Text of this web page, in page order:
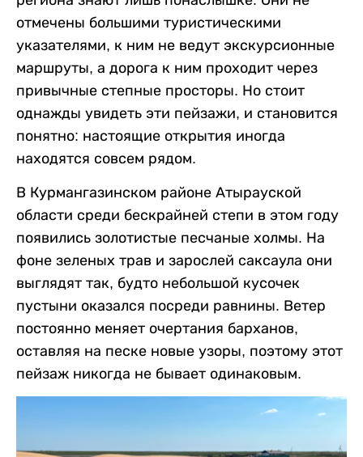
отмечены большими туристическими
указателями, к ним не ведут экскурсионные
маршруты, а дорога к ним проходит через
привычные степные просторы. Но стоит
однажды увидеть эти пейзажи, и становится
понятно: настоящие открытия иногда
находятся совсем рядом.
В Курмангазинском районе Атырауской
области среди бескрайней степи в этом году
появились золотистые песчаные холмы. На
фоне зеленых трав и зарослей саксаула они
выглядят так, будто небольшой кусочек
пустыни оказался посреди равнины. Ветер
постоянно меняет очертания барханов,
оставляя на песке новые узоры, поэтому этот
пейзаж никогда не бывает одинаковым.